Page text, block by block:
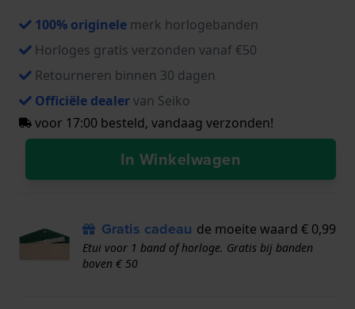
100% originele merk horlogebanden
Horloges gratis verzonden vanaf €50
Retourneren binnen 30 dagen
Officiële dealervan Seiko
voor 17:00 besteld, vandaag verzonden!
In Winkelwagen
Gratis cadeau de moeite waard € 0,99
Etui voor 1 band of horloge. Gratis bij banden
boven € 50